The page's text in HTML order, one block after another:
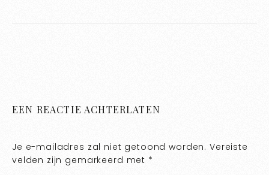
EEN REACTIE ACHTERLATEN
Je e-mailadres zal niet getoond worden. Vereiste
velden zijn gemarkeerd met *